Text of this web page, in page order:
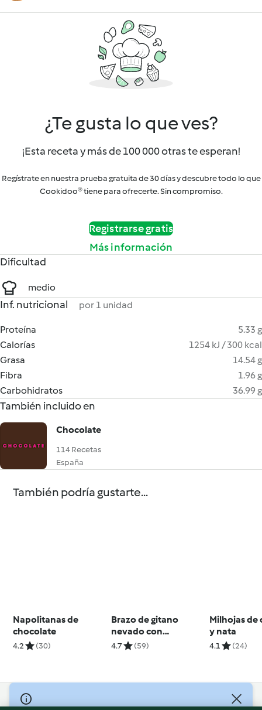
¿Te gusta lo que ves?
¡Esta receta y más de 100 000 otras te esperan!
Regístrate en nuestra prueba gratuita de 30 días y descubre todo lo que
Cookidoo® tiene para ofrecerte. Sin compromiso.
Registrarse gratis
Más información
Dificultad
medio
Inf. nutricional por 1 unidad
Proteína
5.33 g
Calorías
1254 kJ / 300 kcal
Grasa
14.54 g
Fibra
1.96 g
Carbohidratos
36.99 g
También incluido en
Chocolate
114 Recetas
España
También podría gustarte...
Napolitanas de
chocolate
4.2 (30)
Brazo de gitano
nevado con
frambuesas
4.7 (59)
Milhojas de
y nata
4.1 (24)
© Copyright 2026